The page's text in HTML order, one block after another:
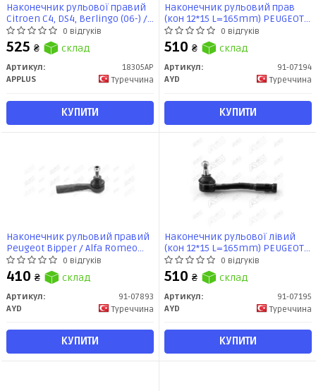
Наконечник рульової правий
Citroen C4, DS4, Berlingo (06-) /
Peugeot 308, 3008, 5008,
Partner (07-) (18305AP) APPLUS
0 відгуків
525 ₴ склад
Артикул:
18305AP
APPLUS
Туреччина
КУПИТИ
Наконечник рульовий прав
(кон 12*15 L=165mm) PEUGEOT
308 (07-), PARTNER (08-), 3008
(08-), DS DS4 (15-) (91-07194) AYD
0 відгуків
510 ₴ склад
Артикул:
91-07194
AYD
Туреччина
КУПИТИ
Наконечник рульовий правий
Peugeot Bipper / Alfa Romeo
MiTo / Citroen Nemo / Fiat
Punto / Opel Corsa (06-) (91-
07893) AYD
0 відгуків
410 ₴ склад
Артикул:
91-07893
AYD
Туреччина
КУПИТИ
Наконечник рульової лівий
(кон 12*15 L=165mm) PEUGEOT
308 (07-), PARTNER (08-), 3008
(08-), DS DS4 (15-) (91-07195) AYD
0 відгуків
510 ₴ склад
Артикул:
91-07195
AYD
Туреччина
КУПИТИ